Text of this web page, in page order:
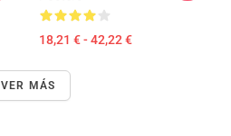
18,21 € - 42,22 €
VER MÁS